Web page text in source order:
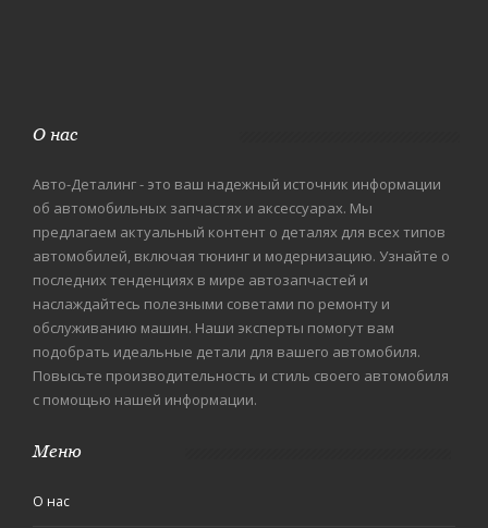
О нас
Авто-Деталинг - это ваш надежный источник информации
об автомобильных запчастях и аксессуарах. Мы
предлагаем актуальный контент о деталях для всех типов
автомобилей, включая тюнинг и модернизацию. Узнайте о
последних тенденциях в мире автозапчастей и
наслаждайтесь полезными советами по ремонту и
обслуживанию машин. Наши эксперты помогут вам
подобрать идеальные детали для вашего автомобиля.
Повысьте производительность и стиль своего автомобиля
с помощью нашей информации.
Меню
О нас